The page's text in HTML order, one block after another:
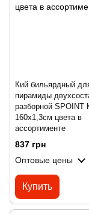
Кий бильярдный
пирамиды
разборной SPOINT
160x1,3см цвета в
ассортименте
837 грн
Оптовые цены
Купить